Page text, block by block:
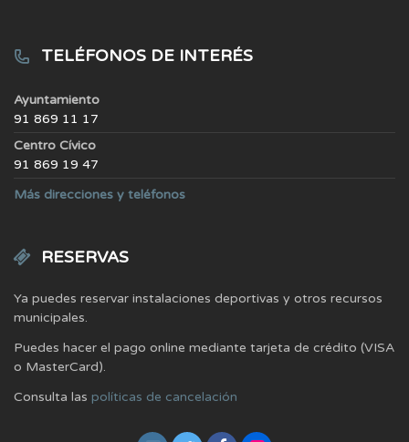
TELÉFONOS DE INTERÉS
Ayuntamiento
91 869 11 17
Centro Cívico
91 869 19 47
Más direcciones y teléfonos
RESERVAS
Ya puedes reservar instalaciones deportivas y otros recursos
municipales.
Puedes hacer el pago online mediante tarjeta de crédito (VISA
o MasterCard).
Consulta las políticas de cancelación